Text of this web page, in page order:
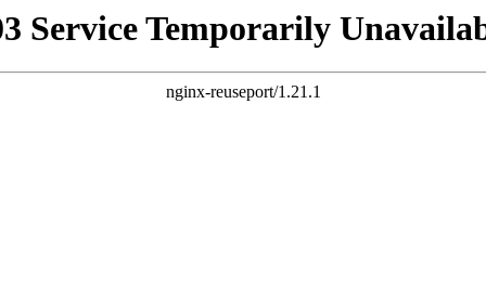
Service Temporarily
nginx-reuseport/1.21.1